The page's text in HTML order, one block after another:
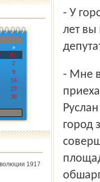
»
Вс
2
9
16
23
30
1917
- У города юбилей, а у вас, можно сказать, два. Тридцать
лет вы
- Мне вспоминается, что в то время, когда я впервые
город